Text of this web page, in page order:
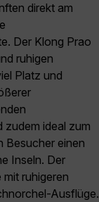
direkt am
Der Klong Prao
ruhigen
Platz und
zudem ideal zum
Besucher einen
Inseln. Der
ruhigeren
Ausflüge.